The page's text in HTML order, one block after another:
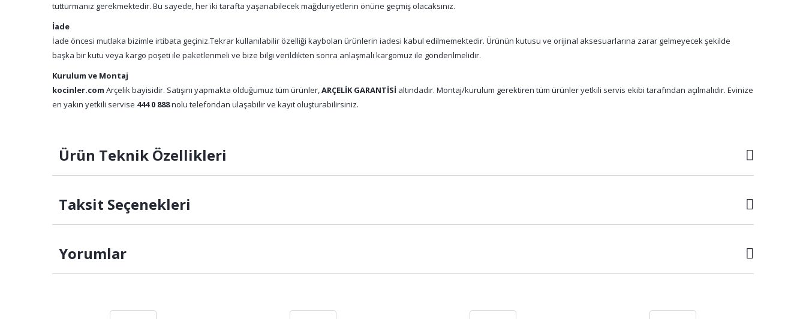
tutturmanız gerekmektedir. Bu sayede, her iki tarafta yaşanabilecek mağduriyetlerin önüne geçmiş olacaksınız.
İade
İade öncesi mutlaka bizimle irtibata geçiniz.Tekrar kullanılabilir özelliği kaybolan ürünlerin iadesi kabul edilmemektedir. Ürünün kutusu ve orijinal aksesuarlarına zarar gelmeyecek şekilde
başka bir kutu veya kargo poşeti ile paketlenmeli ve bize bilgi verildikten sonra anlaşmalı kargomuz ile gönderilmelidir.
Kurulum ve Montaj
kocinler.com Arçelik bayisidir. Satışını yapmakta olduğumuz tüm ürünler,ARÇELİK GARANTİSİ altındadır. Montaj/kurulum gerektiren tüm ürünler yetkili servis ekibi tarafından açılmalıdır. Evinize
en yakın yetkili servise 444 0 888nolu telefondan ulaşabilir ve kayıt oluşturabilirsiniz.
Ürün Teknik Özellikleri
Taksit Seçenekleri
Yorumlar